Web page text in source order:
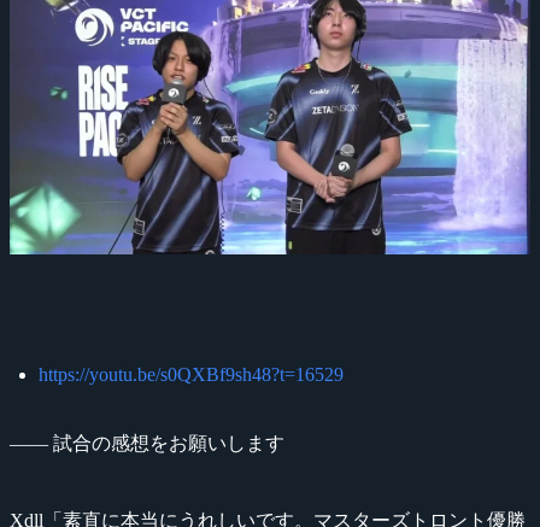
https://youtu.be/s0QXBf9sh48?t=16529
―― 試合の感想をお願いします
Xdll「素直に本当にうれしいです。マスターズトロント優勝